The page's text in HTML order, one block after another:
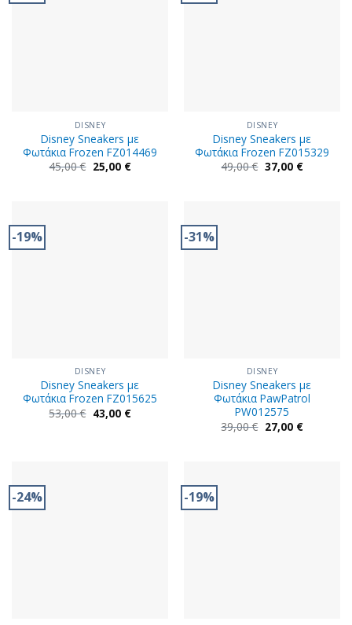
DISNEY
Disney Sneakers με
Φωτάκια Frozen FZ014469
45,00€ Original
price
25,00 €Η
τρέχουσα
DISNEY
Disney Sneakers με
Φωτάκια Frozen FZ015329
49,00€ Original
price
37,00 €Η
τρέχουσα
-19%
DISNEY
Disney Sneakers με
Φωτάκια Frozen FZ015625
53,00€ Original
price
43,00 €Η
τρέχουσα
-31%
DISNEY
Disney Sneakers με
Φωτάκια PawPatrol
PW012575
39,00€ Original
price
27,00 €Η
τρέχουσα
-24% -19%